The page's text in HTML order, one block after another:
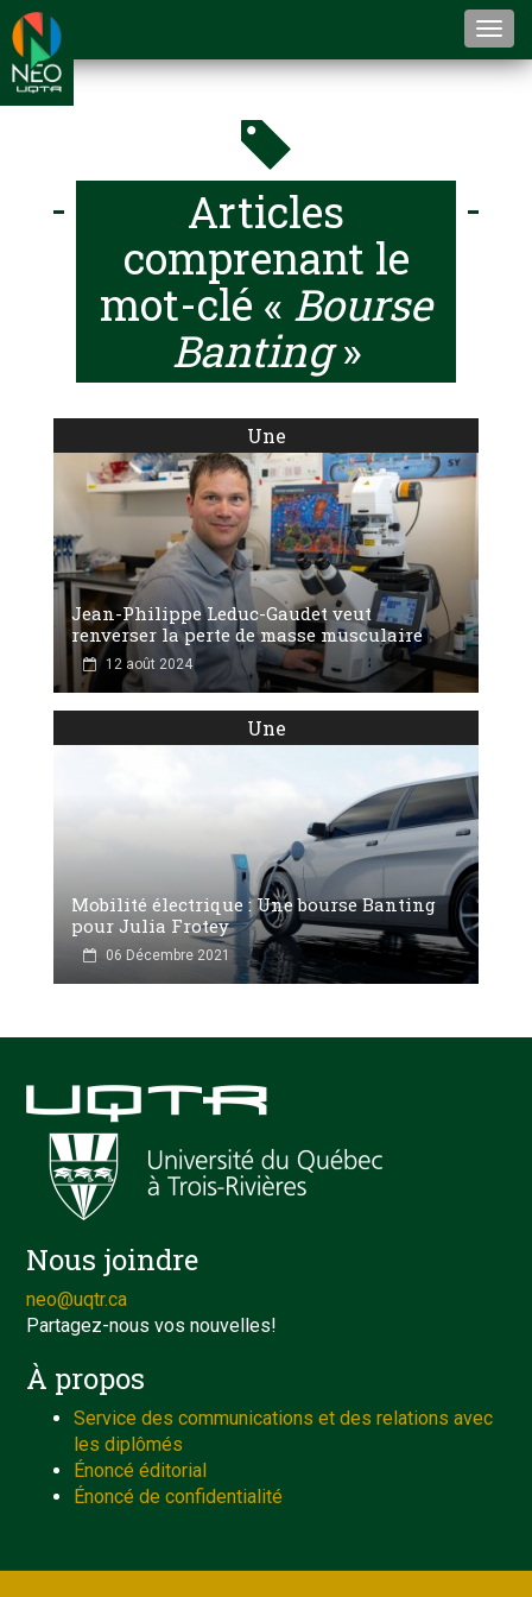
Articles
comprenant le
mot-clé « Bourse
Banting»
Une
Jean-Philippe Leduc-Gaudet veut
renverser la perte de masse musculaire
12 août 2024
Une
Mobilité électrique : Une bourse Banting
pour Julia Frotey
06 Décembre 2021
Nous joindre
neo@uqtr.ca
Partagez-nous vos nouvelles!
À propos
Service des communications et des relations avec
les diplômés
Énoncé éditorial
Énoncé de confidentialité